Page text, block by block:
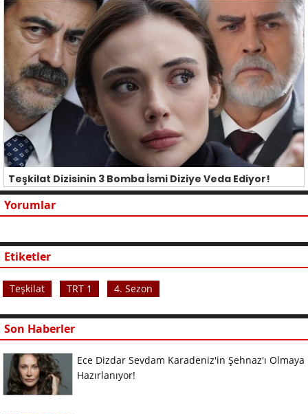
Teşkilat Dizisinin 3 Bomba İsmi Diziye Veda Ediyor!
Yorumlar
Etiketler
Teşkilat TRT 1 4. Sezon
Son Haberler
Ece Dizdar Sevdam Karadeniz'in Şehnaz'ı Olmaya
Hazırlanıyor!